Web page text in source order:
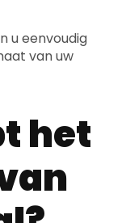
u eenvoudig
van uw
het